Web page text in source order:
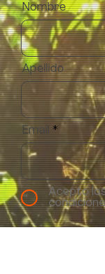
Nombre
Apellido
Email
Acepto